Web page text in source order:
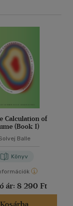
Calculation of
(Book I)
Balle
Könyv
ár: 8 290 Ft